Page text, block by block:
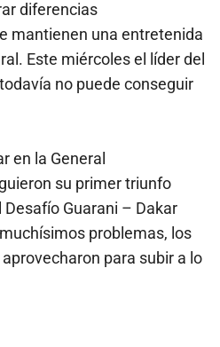
diferencias
mantienen una entretenida
Este miércoles el líder del
no puede conseguir
en la General
su primer triunfo
Guarani – Dakar
problemas, los
para subir a lo